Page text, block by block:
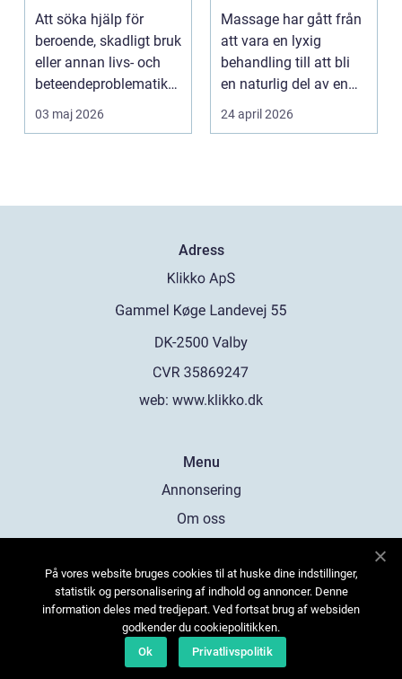
av behandlingen
Att söka hjälp för
beroende, skadligt bruk
eller annan livs- och
beteendeproblematik
är ett stort st...
03 maj 2026
och mer energi i
vardagen
Massage har gått från
att vara en lyxig
behandling till att bli
en naturlig del av en
hållbar livsst...
24 april 2026
Adress
web: www.klikko.dk
Menu
Annonsering
Om oss
Kontakta oss
Sitemap
På vores website bruges cookies til at huske dine indstillinger,
statistik og personalisering af indhold og annoncer. Denne
information deles med tredjepart. Ved fortsat brug af websiden
godkender du cookiepolitikken.
Ok
Privatlivspolitik